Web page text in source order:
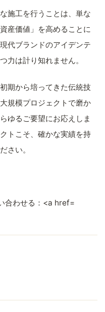
施工を行うことは、単な
産価値」を高めることに
代ブランドのアイデンテ
力は計り知れません。
期から培ってきた伝統技
規模プロジェクトで磨か
ゆるご要望にお応えしま
トこそ、確かな実績を持
さい。
合わせる：<a href=